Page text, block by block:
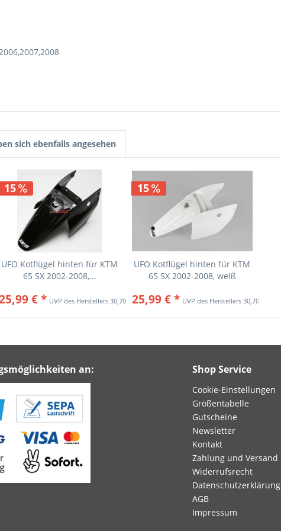
sich ebenfalls angesehen
*
15
UFO Kotflügel hinten für KTM
65 SX 2002-2008,...
€ * 30,70 € *
15
UFO Kotflügel hinten für KTM
65 SX 2002-2008, weiß
25,99 € * 30,70 € *
an: Shop Service
Cookie-Einstellungen
Größentabelle
Gutscheine
Newsletter
Kontakt
Zahlung und Versand
Widerrufsrecht
Datenschutzerklärung
AGB
Impressum